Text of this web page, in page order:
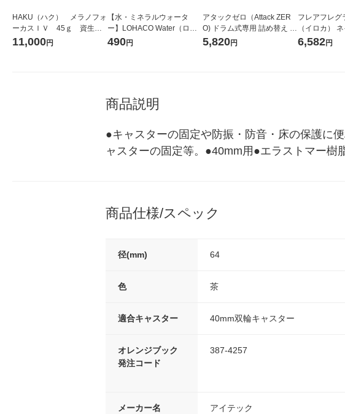
HAKU（ハク） メラノフォ
ーカスＩＶ 45ｇ 資生
堂 おまけ付き
11,000円
【水・ミネラルウォータ
ー】LOHACO Water（ロハ
コウォーター）2L ラベルレ
490円
アタックゼロ（Attack ZER
O) ドラム式専用 詰め替え メ
ガジャンボ 2300g 1セット
5,820円
フレアフレグ
（イロカ）
ーの香り 柔軟
6,582円
商品説明
●キャスターの固定や防振・防音・床の保護に
ャスターの固定等。●40mm用●エラストマー樹
商品仕様/スペック
径(mm) 64
色 茶
適合キャスター 40mm双輪キャスター
オレンジブック
発注コード
387-4257
メーカー名 アイテック